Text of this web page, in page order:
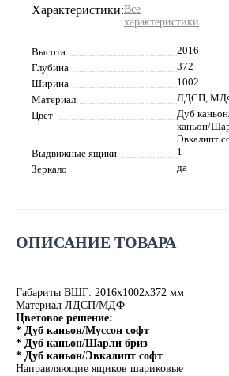
Характеристики:Все
характеристики
Высота
2016
Глубина
372
Ширина
1002
Материал
ЛДСП,
Цвет
Дуб
каньон/
Эвкалипт
Выдвижные ящики
1
Зеркало
да
ОПИСАНИЕ ТОВАРА
Габариты ВШГ: 2016х1002х372 мм
Материал ЛДСП/МДФ
Цветовое решение:
* Дуб каньон/Муссон софт
* Дуб каньон/Шарли бриз
* Дуб каньон/Эвкалипт софт
Направляющие ящиков шариковые